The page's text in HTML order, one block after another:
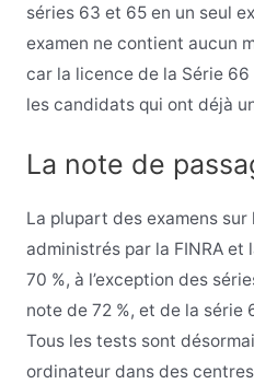
séries 63 et 65 en un seul
examen ne contient aucun
car la licence de la Série 66
les candidats qui ont déjà
La note de
La plupart des examens
administrés par la FINRA et
70 %, à l’exception des
note de 72 %, et de la série
Tous les tests sont
ordinateur dans des